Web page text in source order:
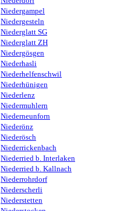
Niedergampel
Niedergesteln
Niederglatt SG
Niederglatt ZH
Niedergösgen
Niederhasli
Niederhelfenschwil
Niederhünigen
Niederlenz
Niedermuhlern
Niederneunforn
Niederönz
Niederösch
Niederrickenbach
Niederried b. Interlaken
Niederried b. Kallnach
Niederrohrdorf
Niederscherli
Niederstetten